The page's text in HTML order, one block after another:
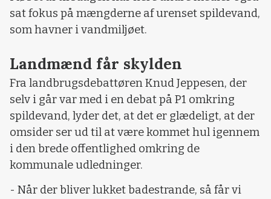
sat fokus på mængderne af urenset spildevand,
som havner i vandmiljøet.
Landmænd får skylden
Fra landbrugsdebattøren Knud Jeppesen, der
selv i går var med i en debat på P1 omkring
spildevand, lyder det, at det er glædeligt, at der
omsider ser ud til at være kommet hul igennem
i den brede offentlighed omkring de
kommunale udledninger.
- Når der bliver lukket badestrande, så får vi